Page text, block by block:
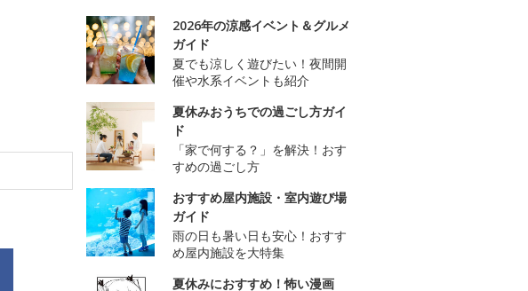
2026年の涼感イベント＆グルメ
ガイド
夏でも涼しく遊びたい！夜間開
催や水系イベントも紹介
夏休みおうちでの過ごし方ガイ
ド
「家で何する？」を解決！おす
すめの過ごし方
おすすめ屋内施設・室内遊び場
ガイド
雨の日も暑い日も安心！おすす
め屋内施設を大特集
夏休みにおすすめ！怖い漫画